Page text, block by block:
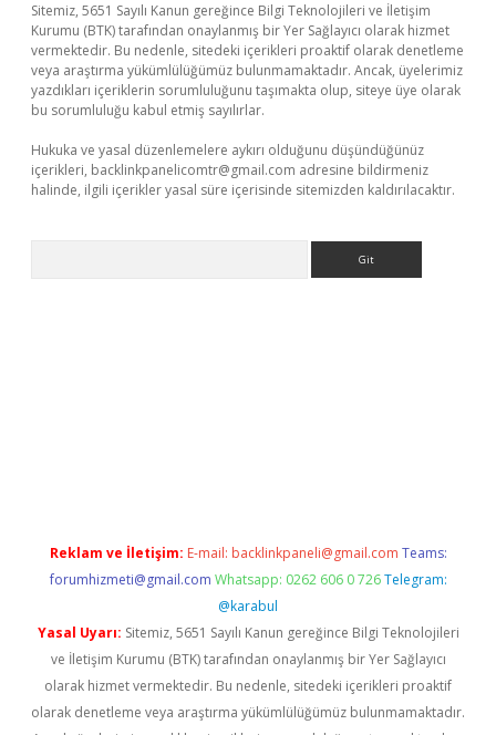
Sitemiz, 5651 Sayılı Kanun gereğince Bilgi Teknolojileri ve İletişim
Kurumu (BTK) tarafından onaylanmış bir Yer Sağlayıcı olarak hizmet
vermektedir. Bu nedenle, sitedeki içerikleri proaktif olarak denetleme
veya araştırma yükümlülüğümüz bulunmamaktadır. Ancak, üyelerimiz
yazdıkları içeriklerin sorumluluğunu taşımakta olup, siteye üye olarak
bu sorumluluğu kabul etmiş sayılırlar.
Hukuka ve yasal düzenlemelere aykırı olduğunu düşündüğünüz
içerikleri, backlinkpanelicomtr@gmail.com adresine bildirmeniz
halinde, ilgili içerikler yasal süre içerisinde sitemizden kaldırılacaktır.
Reklam ve İletişim: E-mail: backlinkpaneli@gmail.com Teams:
forumhizmeti@gmail.com Whatsapp: 0262 606 0 726 Telegram:
@karabul
Yasal Uyarı: Sitemiz, 5651 Sayılı Kanun gereğince Bilgi Teknolojileri
ve İletişim Kurumu (BTK) tarafından onaylanmış bir Yer Sağlayıcı
olarak hizmet vermektedir. Bu nedenle, sitedeki içerikleri proaktif
olarak denetleme veya araştırma yükümlülüğümüz bulunmamaktadır.